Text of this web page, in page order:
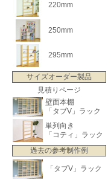
220mm
250mm
295mm
サイズオーダー製品
見積りページ
壁面本棚
「タブV」ラック
単列向き
「コティ」ラック
過去の参考制作例
「タブV」ラック